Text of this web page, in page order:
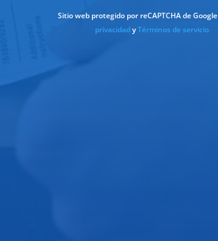
Sitio web protegido por reCAPTCHA de Google
privacidadyTérminos de servicio.